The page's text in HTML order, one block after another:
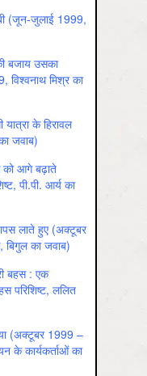
(जून-जुलाई 1999,
बजाय उसका
विश्वनाथ मिश्र का
के हिरावल
जवाब)
आगे बढ़ाते
पी.पी. आर्य का
लाते हुए (अक्टूबर
बिगुल का जवाब)
बहस : एक
परिशिष्ट, ललित
(अक्टूबर 1999 –
के कार्यकर्ताओं का